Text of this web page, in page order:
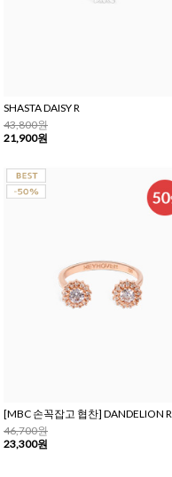
SHASTA DAISY R
43,800원
21,900원
[MBC 손꼭잡고 협찬] DANDELION R
46,700원
23,300원